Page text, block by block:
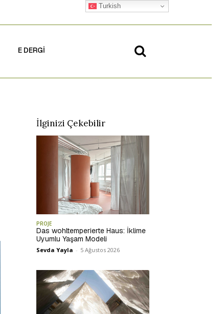
E DERGİ
İlginizi Çekebilir
PROJE
Das wohltemperierte Haus: İklime
Uyumlu Yaşam Modeli
Sevda Yayla - 5 Ağustos 2026
Turkish